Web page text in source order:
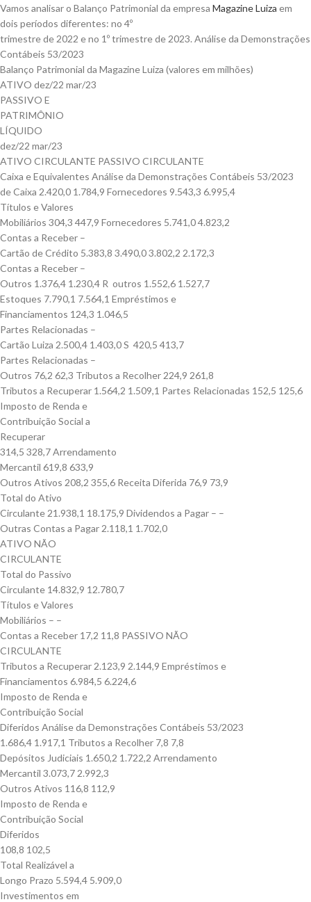
Vamos analisar o Balanço Patrimonial da empresa Magazine Luiza em
dois períodos diferentes: no 4º
trimestre de 2022 e no 1º trimestre de 2023. Análise da Demonstrações
Contábeis 53/2023
Balanço Patrimonial da Magazine Luiza (valores em milhões)
ATIVO dez/22 mar/23
PASSIVO E
PATRIMÔNIO
LÍQUIDO
dez/22 mar/23
ATIVO CIRCULANTE PASSIVO CIRCULANTE
Caixa e Equivalentes Análise da Demonstrações Contábeis 53/2023
de Caixa 2.420,0 1.784,9 Fornecedores 9.543,3 6.995,4
Títulos e Valores
Mobiliários 304,3 447,9 Fornecedores 5.741,0 4.823,2
Contas a Receber –
Cartão de Crédito 5.383,8 3.490,0 3.802,2 2.172,3
Contas a Receber –
Outros 1.376,4 1.230,4 R outros 1.552,6 1.527,7
Estoques 7.790,1 7.564,1 Empréstimos e
Financiamentos 124,3 1.046,5
Partes Relacionadas –
Cartão Luiza 2.500,4 1.403,0 S 420,5 413,7
Partes Relacionadas –
Outros 76,2 62,3 Tributos a Recolher 224,9 261,8
Tributos a Recuperar 1.564,2 1.509,1 Partes Relacionadas 152,5 125,6
Imposto de Renda e
Contribuição Social a
Recuperar
314,5 328,7 Arrendamento
Mercantil 619,8 633,9
Outros Ativos 208,2 355,6 Receita Diferida 76,9 73,9
Total do Ativo
Circulante 21.938,1 18.175,9 Dividendos a Pagar – –
Outras Contas a Pagar 2.118,1 1.702,0
ATIVO NÃO
CIRCULANTE
Total do Passivo
Circulante 14.832,9 12.780,7
Títulos e Valores
Mobiliários – –
Contas a Receber 17,2 11,8 PASSIVO NÃO
CIRCULANTE
Tributos a Recuperar 2.123,9 2.144,9 Empréstimos e
Financiamentos 6.984,5 6.224,6
Imposto de Renda e
Contribuição Social
Diferidos Análise da Demonstrações Contábeis 53/2023
1.686,4 1.917,1 Tributos a Recolher 7,8 7,8
Depósitos Judiciais 1.650,2 1.722,2 Arrendamento
Mercantil 3.073,7 2.992,3
Outros Ativos 116,8 112,9
Imposto de Renda e
Contribuição Social
Diferidos
108,8 102,5
Total Realizável a
Longo Prazo 5.594,4 5.909,0
Investimentos em